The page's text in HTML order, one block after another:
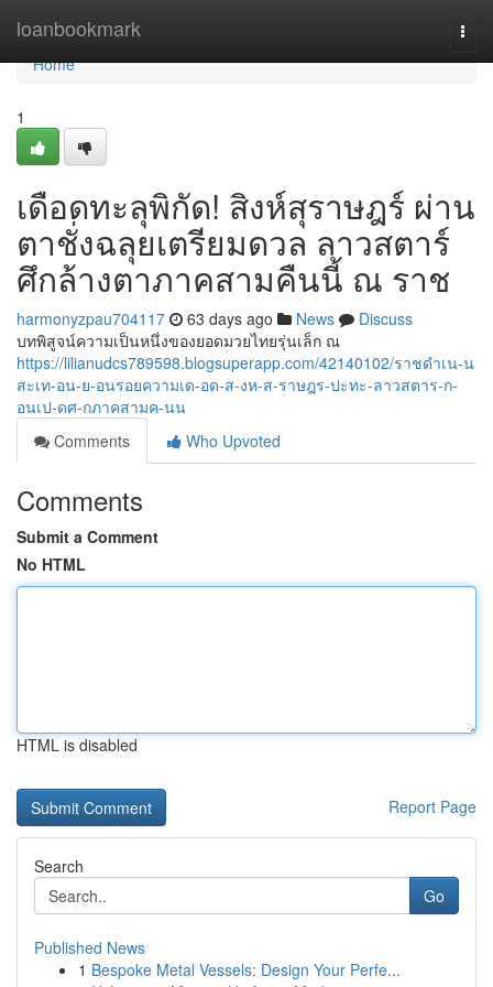
loanbookmark
Home
Home
1
เดือดทะลุพิกัด! สิงห์สุราษฎร์ ผ่าน
ตาชั่งฉลุยเตรียมดวล ลาวสตาร์
ศึกล้างตาภาคสามคืนนี้ ณ ราช
harmonyzpau704117 63 days ago News
Discuss
บทพิสูจน์ความเป็นหนึ่งของยอดมวยไทยรุ่นเล็ก ณ
https://lilianudcs789598.blogsuperapp.com/42140102/ราชดำเน-น
สะเท-อน-ย-อนรอยความเด-อด-ส-งห-ส-ราษฎร-ปะทะ-ลาวสตาร-ก-
อนเป-ดศ-กภาคสามค-นน
Comments
Who Upvoted
Comments
Submit a Comment
No HTML
HTML is disabled
Report Page
Search
Go
Published News
1 Bespoke Metal Vessels: Design Your Perfe...